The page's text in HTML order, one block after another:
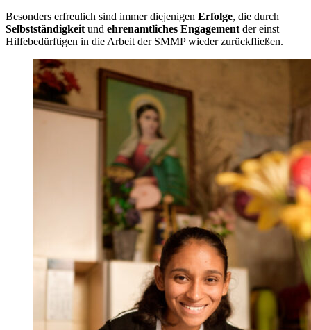
Besonders erfreulich sind immer diejenigen Erfolge, die durch
Selbstständigkeit und ehrenamtliches Engagement der einst
Hilfebedürftigen in die Arbeit der SMMP wieder zurückfließen.